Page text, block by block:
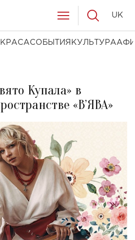
КРАСАСОБЫТИЯ КУЛЬТУРА
UK
Купала» в
«В’ЯВА»